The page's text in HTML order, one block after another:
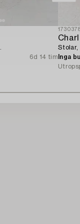
6d 14 tim
Stolar,
Inga